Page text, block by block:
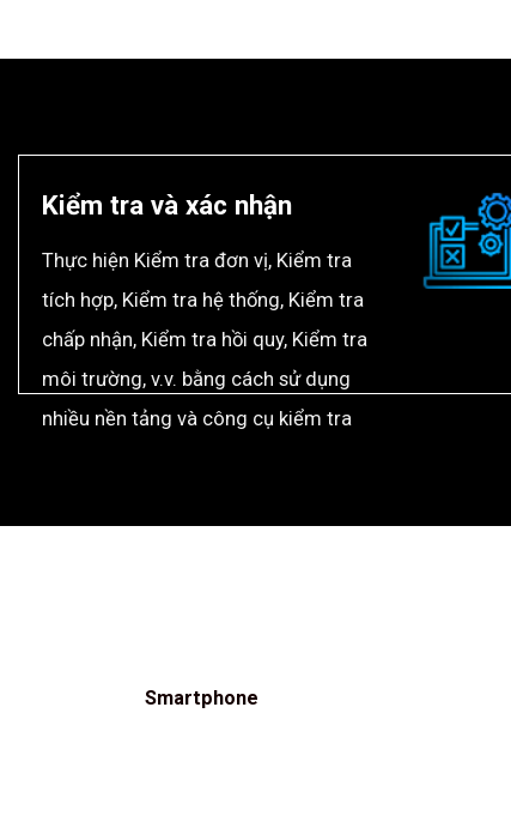
Kiểm tra và xác nhận
Thực hiện Kiểm tra đơn vị, Kiểm tra
tích hợp, Kiểm tra hệ thống, Kiểm tra
chấp nhận, Kiểm tra hồi quy, Kiểm tra
môi trường, v.v. bằng cách sử dụng
nhiều nền tảng và công cụ kiểm tra
Smartphone